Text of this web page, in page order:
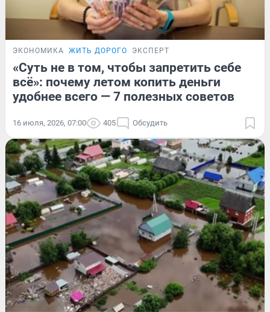
ЭКОНОМИКА ЖИТЬ ДОРОГО ЭКСПЕРТ
«Суть не в том, чтобы запретить себе
всё»: почему летом копить деньги
удобнее всего — 7 полезных советов
16 июля, 2026, 07:00 405 Обсудить